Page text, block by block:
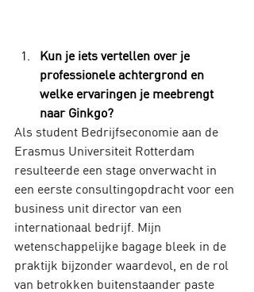
Kun je iets vertellen over je
professionele achtergrond en
welke ervaringen je meebrengt
naar Ginkgo?
Als student Bedrijfseconomie aan de
Erasmus Universiteit Rotterdam
resulteerde een stage onverwacht in
een eerste consultingopdracht voor een
business unit director van een
internationaal bedrijf. Mijn
wetenschappelijke bagage bleek in de
praktijk bijzonder waardevol, en de rol
van betrokken buitenstaander paste